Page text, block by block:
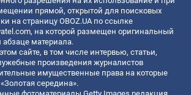
прямой, открытой для поисковых
на страницу OBOZ.UA по ссылке
, на которой размещен оригинальный
материала.
сайте, в том числе интервью, статьи,
произведения журналистов
имущественные права на которые
середина».